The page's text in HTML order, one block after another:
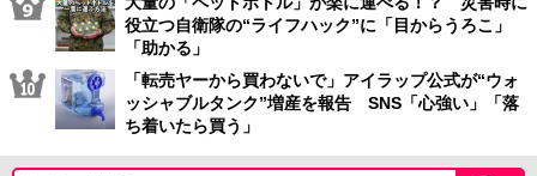
役立つ自衛隊の“ライフハック”に「目からうろこ」
「助かる」
「転売ヤーから買わないで」アイラップ公式が“ウォ
ッシャブルタンク”増産を報告 SNS「心強い」「落
ち着いたら買う」